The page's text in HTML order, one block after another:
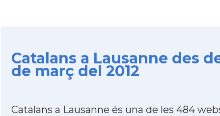
Catalans a Lausanne des
de març del 2012
Catalans a Lausanne és una de les 484